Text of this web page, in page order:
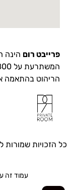
פרייבט רום הינה
הריהוט בהתאמה
כל הזכויות שמורות
עמוד זה